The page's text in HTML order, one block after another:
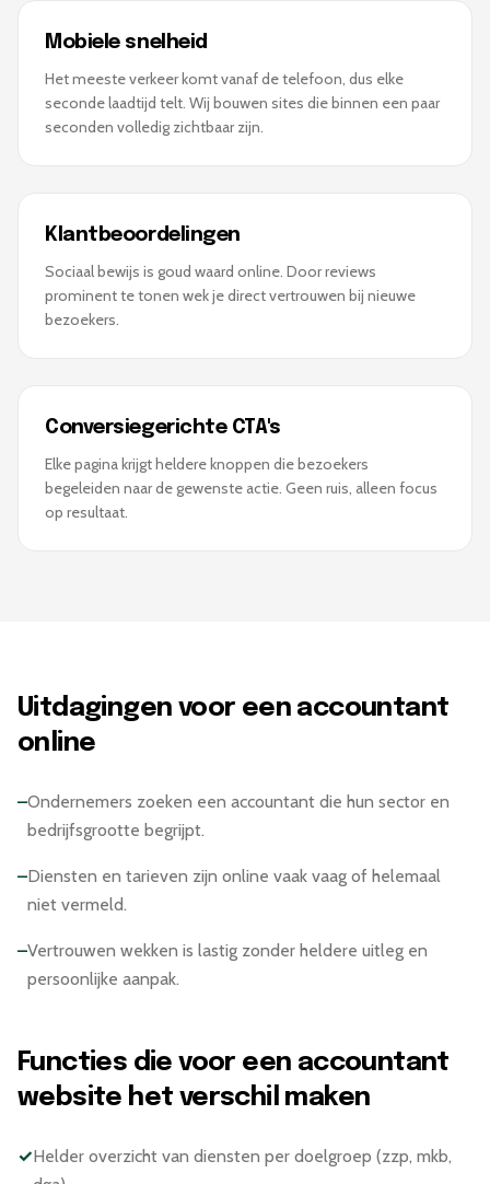
Mobiele snelheid
Het meeste verkeer komt vanaf de telefoon, dus elke
seconde laadtijd telt. Wij bouwen sites die binnen een paar
seconden volledig zichtbaar zijn.
Klantbeoordelingen
Sociaal bewijs is goud waard online. Door reviews
prominent te tonen wek je direct vertrouwen bij nieuwe
bezoekers.
Conversiegerichte CTA's
Elke pagina krijgt heldere knoppen die bezoekers
begeleiden naar de gewenste actie. Geen ruis, alleen focus
op resultaat.
Uitdagingen voor een accountant
online
–Ondernemers zoeken een accountant die hun sector en
bedrijfsgrootte begrijpt.
–Diensten en tarieven zijn online vaak vaag of helemaal
niet vermeld.
–Vertrouwen wekken is lastig zonder heldere uitleg en
persoonlijke aanpak.
Functies die voor een accountant
website het verschil maken
✓Helder overzicht van diensten per doelgroep (zzp, mkb,